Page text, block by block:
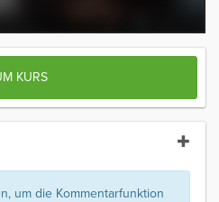
KURS
um die Kommentarfunktion